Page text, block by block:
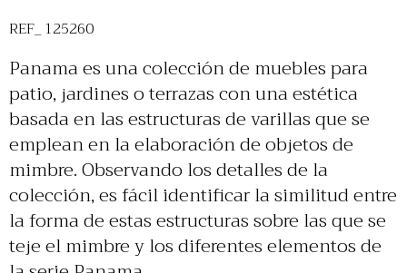
REF_ 125260
Panama es una colección de muebles para
patio, jardines o terrazas con una estética
basada en las estructuras de varillas que se
emplean en la elaboración de objetos de
mimbre. Observando los detalles de la
colección, es fácil identificar la similitud entre
la forma de estas estructuras sobre las que se
teje el mimbre y los diferentes elementos de